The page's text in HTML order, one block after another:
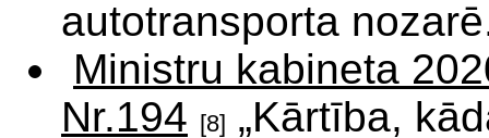
autotransporta
Ministru kabineta
Nr.194 [8] „Kārtība,